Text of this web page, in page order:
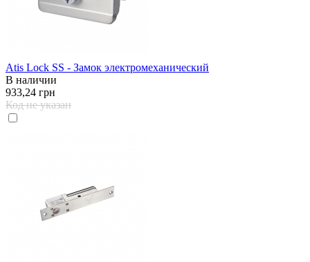
Atis Lock SS - Замок электромеханический
В наличии
933,24 грн
Код не указан